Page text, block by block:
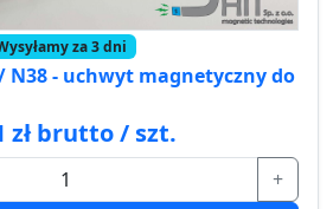
za 3 dni
N38 - uchwyt magnetyczny do
zł brutto / szt.
+